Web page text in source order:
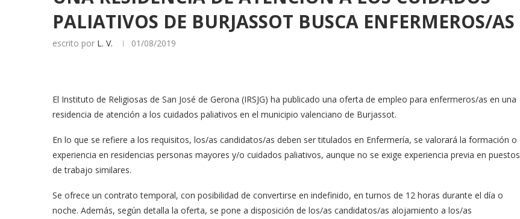
PALIATIVOS DE BURJASSOT BUSCA ENFERMEROS/AS
escrito por L. V. 01/08/2019
El Instituto de Religiosas de San José de Gerona (IRSJG) ha publicado una oferta de empleo para enfermeros/as en una
residencia de atención a los cuidados paliativos en el municipio valenciano de Burjassot.
En lo que se refiere a los requisitos, los/as candidatos/as deben ser titulados en Enfermería, se valorará la formación o
experiencia en residencias personas mayores y/o cuidados paliativos, aunque no se exige experiencia previa en puestos
de trabajo similares.
Se ofrece un contrato temporal, con posibilidad de convertirse en indefinido, en turnos de 12 horas durante el día o
noche. Además, según detalla la oferta, se pone a disposición de los/as candidatos/as alojamiento a los/as